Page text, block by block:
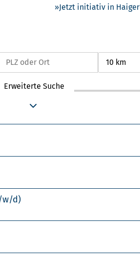
Jetzt initiativ in
10 km
Erweiterte Suche
w/d)